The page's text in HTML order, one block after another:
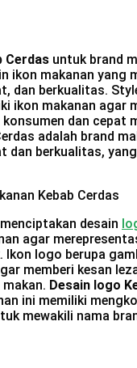
Cerdas untuk brand
ikon makanan yang
dan berkualitas.
ikon makanan agar
dan cepat
adalah brand
dan berkualitas,
desain
agar
Ikon logo berupa
memberi kesan
Desain logo
ini memiliki
mewakili nama